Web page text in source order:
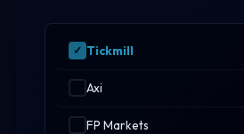
Tickmill
Axi
FP Markets